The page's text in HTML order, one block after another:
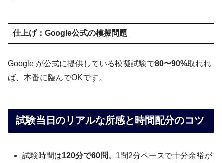
仕上げ：Google公式の模擬問題
Google が公式に提供している模擬試験で80〜90%取れれ
ば、本番に臨んでOKです。
試験当日のリアルな所感と時間配分のコツ
試験時間は120分で60問 。1問2分ペースで十分余裕が